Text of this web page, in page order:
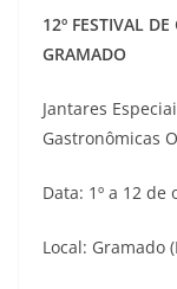
12º FESTIVAL
GRAMADO
Jantares
Gastronômicas
Data: 1º a 12
Local: Gramado